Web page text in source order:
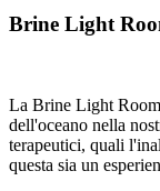
Brine Light
La Brine Light
dell'oceano nella
terapeutici, quali
questa sia un